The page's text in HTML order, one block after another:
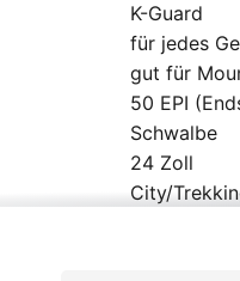
K-Guard
für jedes
gut für
50 EPI
Schwalbe
24 Zoll
City/